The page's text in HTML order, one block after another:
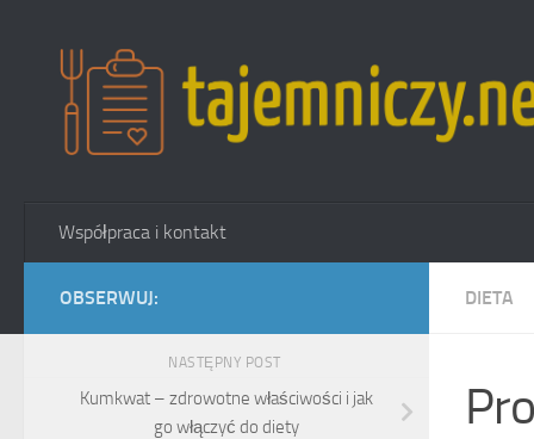
Współpraca i kontakt
DIETA
OBSERWUJ:
NASTĘPNY POST
Kumkwat – zdrowotne właściwości i jak
go włączyć do diety